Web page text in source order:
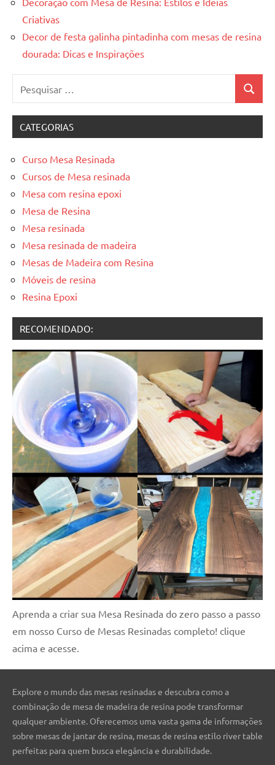
Criativas
Decor de festa galinha pintadinha com mesas de resina
dourada: Dicas e Inspirações
por:
CATEGORIAS
Curso Mesa Resinada
Cursos de Mesa resinada
Mesa com resina epoxi
Mesa de Resina
Mesa resinada
Mesa resinada de madeira
Mesas de Madeira com Resina
Móveis de resina
Resina Epoxi
RECOMENDADO:
Aprenda a criar sua Mesa Resinada do zero passo a passo
em nosso Curso de Mesas Resinadas completo! clique
acima e acesse.
Explore o mundo das mesas resinadas e descubra como a
combinação de mesa de madeira de resina pode transformar
qualquer ambiente. Oferecemos uma vasta gama de informações
sobre mesas de jantar de resina, mesas de resina estilo river table
perfeitas para quem busca elegância e durabilidade.